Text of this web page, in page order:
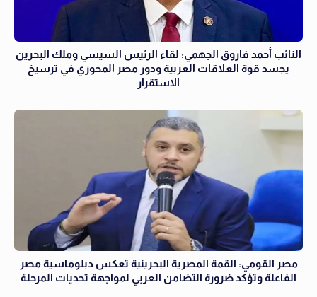
النائب أحمد فاروق الجهمي: لقاء الرئيس السيسي وملك البحرين
يجسد قوة العلاقات العربية ودور مصر المحوري في ترسيخ
الاستقرار
مصر القومي: القمة المصرية البحرينية تعكس دبلوماسية مصر
الفاعلة وتؤكد ضرورة التضامن العربي لمواجهة تحديات المرحلة